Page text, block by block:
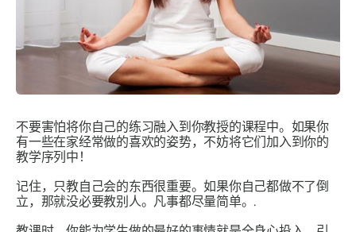
不要害怕将你自己的练习融入到你教授的课程中。如果你
有一些在家经常做的喜欢的姿势，不妨将它们加入到你的
教学序列中！
记住，只教自己会的东西很重要。如果你自己都做不了倒
立，那就没必要教别人。凡事都尽量简单。.